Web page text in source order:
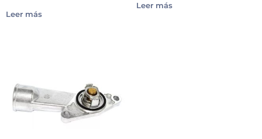
Leer más
Leer más